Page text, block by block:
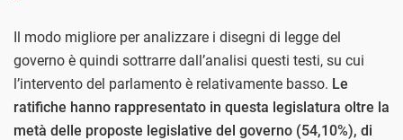
Il modo migliore per analizzare i disegni di legge del
governo è quindi sottrarre dall’analisi questi testi, su cui
l’intervento del parlamento è relativamente basso. Le
ratifiche hanno rappresentato in questa legislatura oltre la
metà delle proposte legislative del governo (54,10%), di